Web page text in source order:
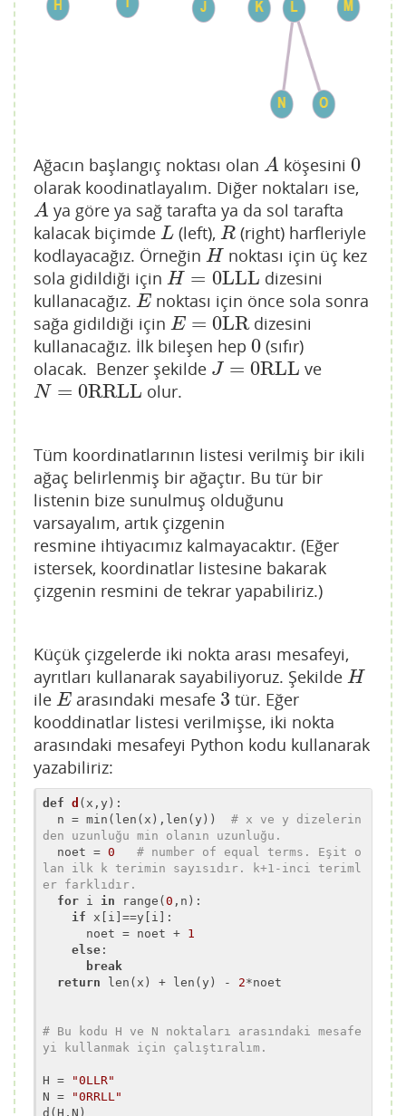
Ağacın başlangıç noktası olan A
A köşesini 0
0
olarak koodinatlayalım. Diğer noktaları ise,
A
A ya göre ya sağ tarafta ya da sol tarafta
kalacak biçimde L
L (left),R
R (right) harfleriyle
kodlayacağız. Örneğin H
H noktası için üç kez
sola gidildiği için H = 0LLL
H= 0LLL
dizesini
kullanacağız. E
E noktası için önce sola sonra
sağa gidildiği için E = 0LR
E= 0LR
dizesini
kullanacağız. İlk bileşen hep 0
0 (sıfır)
olacak. Benzer şekilde J = 0RLL
J= 0RLL ve
N = 0RRLL
N= 0RRLL olur.
Tüm koordinatlarının listesi verilmiş bir ikili
ağaç belirlenmiş bir ağaçtır. Bu tür bir
listenin bize sunulmuş olduğunu
varsayalım, artık çizgenin
resmine ihtiyacımız kalmayacaktır. (Eğer
istersek, koordinatlar listesine bakarak
çizgenin resmini de tekrar yapabiliriz.)
Küçük çizgelerde iki nokta arası mesafeyi,
ayrıtları kullanarak sayabiliyoruz. Şekilde H
H
ile E
E arasındaki mesafe 3
3 tür. Eğer
kooddinatlar listesi verilmişse, iki nokta
arasındaki mesafeyi Python kodu kullanarak
yazabiliriz:
def d (x,y) :
  n = min(len(x),len(y))
# x ve y dizelerin
den uzunluğu min olanın uzunluğu.
  noet =
0
# number of equal terms. Eşit o
lan ilk k terimin sayısıdır. k+1-inci teriml
er farklıdır.
for i in range(0 ,n):
if x[i]==y[i]:
      noet = noet +
1
else:
break
return len(x) + len(y) - 2*noet
# Bu kodu H ve N noktaları arasındaki mesafe
yi kullanmak için çalıştıralım.
H =
"0LLR"
N =
"0RRLL"
d(H,N)